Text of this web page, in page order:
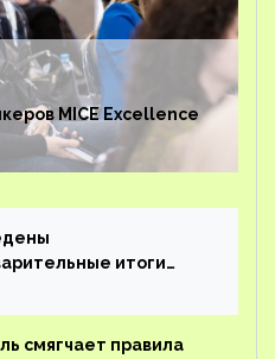
MICE Excellence
итоги
смягчает правила